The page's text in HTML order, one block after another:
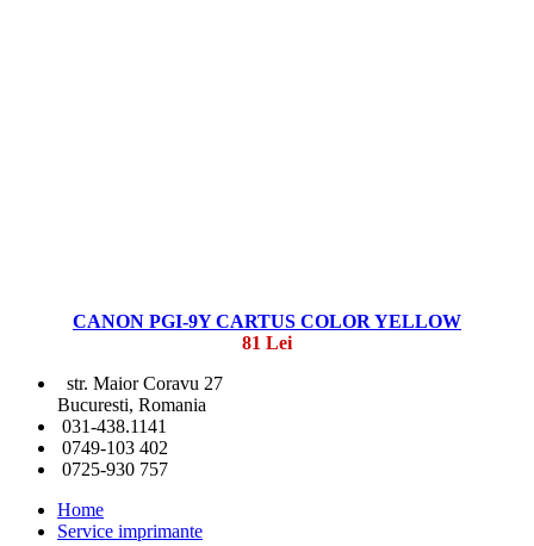
CANON PGI-9Y CARTUS COLOR YELLOW
81 Lei
str. Maior Coravu 27
Bucuresti, Romania
031-438.1141
0749-103 402
0725-930 757
Home
Service imprimante